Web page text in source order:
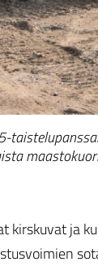
kirskuvat ja